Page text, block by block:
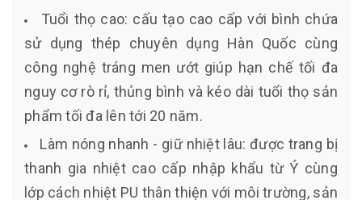
Tuổi thọ cao: cấu tạo cao cấp với bình chứa
sử dụng thép chuyên dụng Hàn Quốc cùng
công nghệ tráng men ướt giúp hạn chế tối đa
nguy cơ rò rỉ, thủng bình và kéo dài tuổi thọ sản
phẩm tối đa lên tới 20 năm.
Làm nóng nhanh - giữ nhiệt lâu: được trang bị
thanh gia nhiệt cao cấp nhập khẩu từ Ý cùng
lớp cách nhiệt PU thân thiện với môi trường, sản